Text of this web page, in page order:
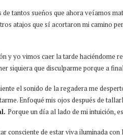
de tantos sueños que ahora veíamos
atajos que sí acortaron mi camino
y yo vimos caer la tarde haciéndome
siquiera que disculparme porque a
el sonido de la regadera me
Enfoqué mis ojos después de
Porque un día al lado de mi intuición,
consciente de estar viva iluminada